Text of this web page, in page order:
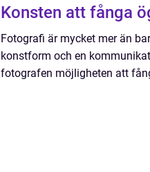
Konsten att fånga
Fotografi är mycket mer än
konstform och en
fotografen möjligheten att